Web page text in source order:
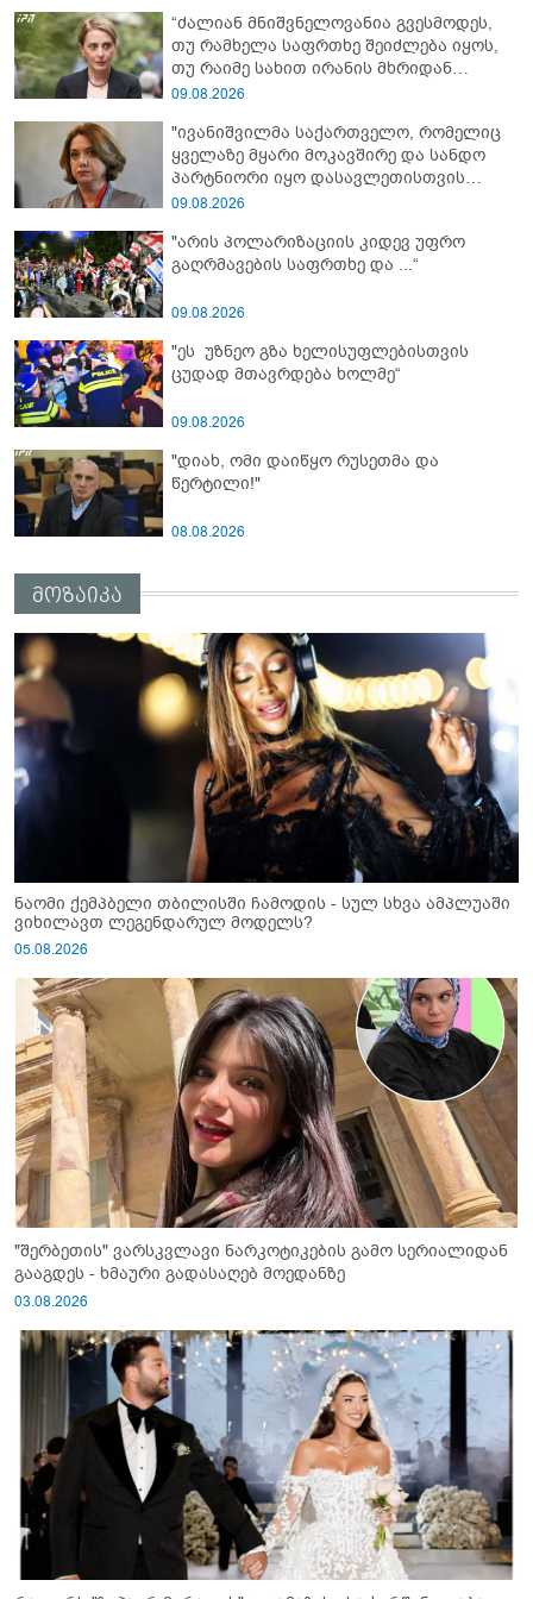
“ძალიან მნიშვნელოვანია გვესმოდეს,
თუ რამხელა საფრთხე შეიძლება იყოს,
თუ რაიმე სახით ირანის მხრიდან
ფინანსური ინსტიტუტები აძლიერებს
ანტიეროვნული ხელისუფლების
ფინანსურ სტაბილურობას“ - ხატია
დეკანოიძე
09.08.2026
"ივანიშვილმა საქართველო, რომელიც
ყველაზე მყარი მოკავშირე და სანდო
პარტნიორი იყო დასავლეთისთვის
რეგიონში, რუსეთის და ირანის
სამრეცხაოდ აქცია"
09.08.2026
"არის პოლარიზაციის კიდევ უფრო
გაღრმავების საფრთხე და ...“
09.08.2026
"ეს უზნეო გზა ხელისუფლებისთვის
ცუდად მთავრდება ხოლმე“
09.08.2026
"დიახ, ომი დაიწყო რუსეთმა და
წერტილი!"
08.08.2026
მოზაიკა
ნაომი ქემპბელი თბილისში ჩამოდის - სულ სხვა ამპლუაში
ვიხილავთ ლეგენდარულ მოდელს?
05.08.2026
"შერბეთის" ვარსკვლავი ნარკოტიკების გამო სერიალიდან
გააგდეს - ხმაური გადასაღებ მოედანზე
03.08.2026